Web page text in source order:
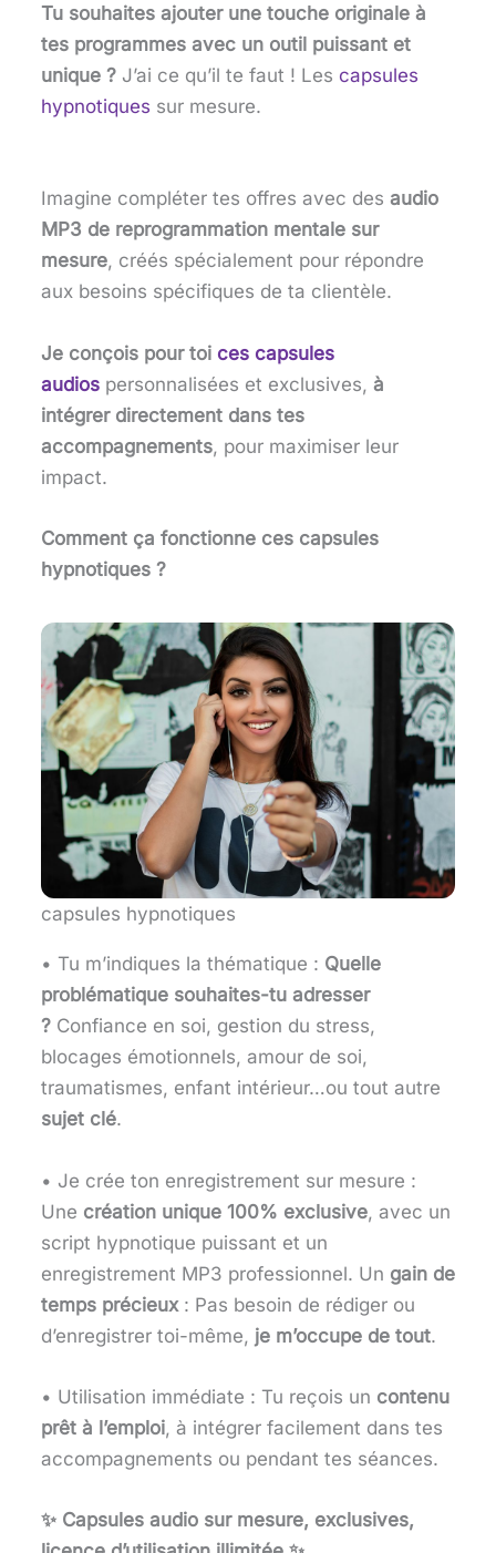
Tu souhaites ajouter une touche originale à
tes programmes avec un outil puissant et
unique ? J’ai ce qu’il te faut ! Les capsules
hypnotiques sur mesure.
Imagine compléter tes offres avec des audio
MP3 de reprogrammation mentale sur
mesure, créés spécialement pour répondre
aux besoins spécifiques de ta clientèle.
Je conçois pour toi ces capsules
audios personnalisées et exclusives, à
intégrer directement dans tes
accompagnements, pour maximiser leur
impact.
Comment ça fonctionne ces capsules
hypnotiques ?
capsules hypnotiques
• Tu m’indiques la thématique : Quelle
problématique souhaites-tu adresser
? Confiance en soi, gestion du stress,
blocages émotionnels, amour de soi,
traumatismes, enfant intérieur…ou tout autre
sujet clé.
• Je crée ton enregistrement sur mesure :
Une création unique 100% exclusive, avec un
script hypnotique puissant et un
enregistrement MP3 professionnel. Un gain de
temps précieux: Pas besoin de rédiger ou
d’enregistrer toi-même, je m’occupe de tout.
• Utilisation immédiate : Tu reçois un contenu
prêt à l’emploi, à intégrer facilement dans tes
accompagnements ou pendant tes séances.
✨ Capsules audio sur mesure, exclusives,